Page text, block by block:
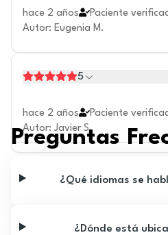
hace 2 años
Paciente
Autor: Eugenia M.
5
hace 2 años
Paciente
Autor: Javier S.
Preguntas
¿Qué idiomas se
¿Dónde está